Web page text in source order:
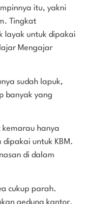
itu, yakni
Tingkat
layak untuk dipakai
Mengajar
sudah lapuk,
banyak yang
hanya
untuk KBM.
di dalam
cukup parah.
gedung kantor.